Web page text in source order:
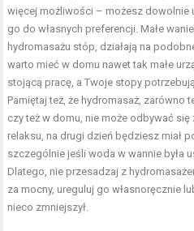
więcej możliwości – możesz dowolnie
go do własnych preferencji. Małe
hydromasażu stóp, działają na
warto mieć w domu nawet tak małe
stojącą pracę, a Twoje stopy
Pamiętaj też, że hydromasaż, zarówno
czy też w domu, nie może odbywać
relaksu, na drugi dzień będziesz miał
szczególnie jeśli woda w wannie była
Dlatego, nie przesadzaj z
za mocny, ureguluj go własnoręcznie
nieco zmniejszył.